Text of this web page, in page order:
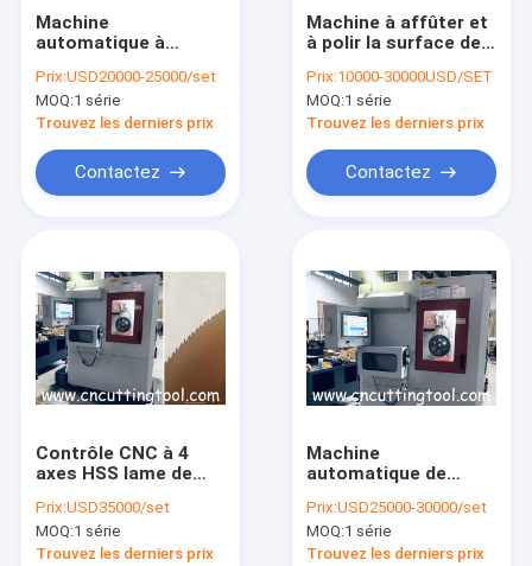
Machine
automatique à
scie à 5 axes pour les
lames de scie HSS
Prix:USD20000-25000/set
MOQ:1 série
Trouvez les derniers prix
Contactez
Machine à affûter et
à polir la surface de
le travail des métaux
Prix:10000-30000USD/SET
MOQ:1 série
Trouvez les derniers prix
Contactez
Contrôle CNC à 4
axes HSS lame de
automatique
d'affûtage et de
meulage
Prix:USD35000/set
MOQ:1 série
Trouvez les derniers prix
Machine
automatique de
pour la réparation de
la forme des dents
de la lame de scie
Prix:USD25000-30000/set
MOQ:1 série
Trouvez les derniers prix